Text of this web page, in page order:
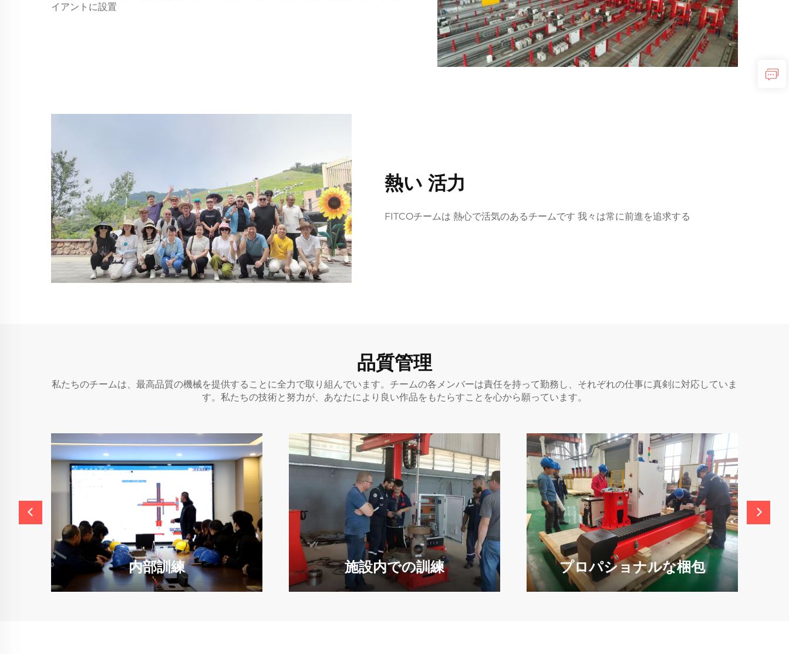
イアントに設置
熱い 活力
FITCOチームは 熱心で活気のあるチームです 我々は常に前進を追求する
品質管理
私たちのチームは、最高品質の機械を提供することに全力で取り組んでいます。チームの各メンバーは責任を持って勤務し、それぞれの仕事に真剣に対応していま
す。私たちの技術と努力が、あなたにより良い作品をもたらすことを心から願っています。
内部訓練 施設内での訓練 プロパショナルな梱包